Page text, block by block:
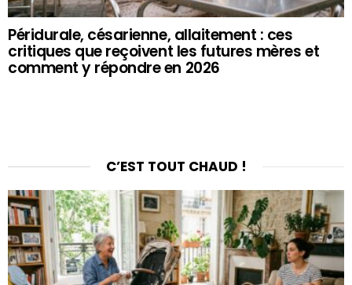
Péridurale, césarienne, allaitement : ces
critiques que reçoivent les futures mères et
comment y répondre en 2026
C’EST TOUT CHAUD !